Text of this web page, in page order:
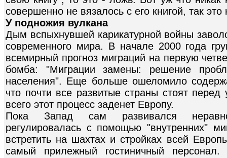
совершенно не вязалось с его книгой, так
У подножия вулкана
Дым вспыхнувшей карикатурной войны
современного мира. В начале 2000 года
всемирный прогноз миграций на первую
бомба: "Миграции замены: решение
населения". Еще больше ошеломило
что почти все развитые страны стоят перед
всего этот процесс заденет Европу.
Пока Запад сам развивался
регулировалась с помощью "внутренних"
встретить на шахтах и стройках всей
самый прилежный гостиничный персонал.